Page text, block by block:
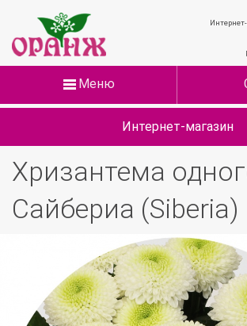
Меню
Интернет-магазин
Хризантема
Сайбериа (Siberia)